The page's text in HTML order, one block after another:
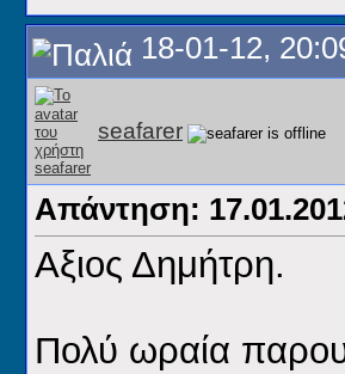
18-01-12,
seafarer
Απάντηση:
Αξιος Δημήτρη.
Πολύ ωραία